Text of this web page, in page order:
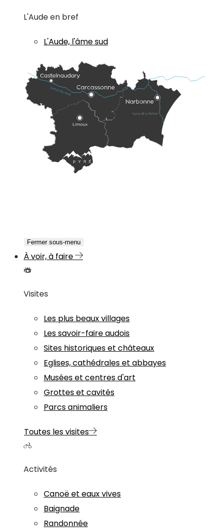
L'Aude en bref
L'Aude, l'âme sud
Fermer sous-menu
À voir, à faire
Visites
Les plus beaux villages
Les savoir-faire audois
Sites historiques et châteaux
Eglises, cathédrales et abbayes
Musées et centres d'art
Grottes et cavités
Parcs animaliers
Toutes les visites
Activités
Canoë et eaux vives
Baignade
Randonnée